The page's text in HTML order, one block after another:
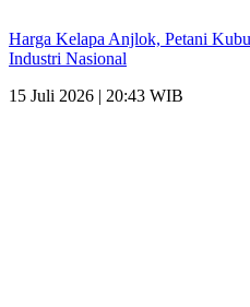
Harga Kelapa Anjlok, Petani
Industri Nasional
15 Juli 2026 | 20:43 WIB